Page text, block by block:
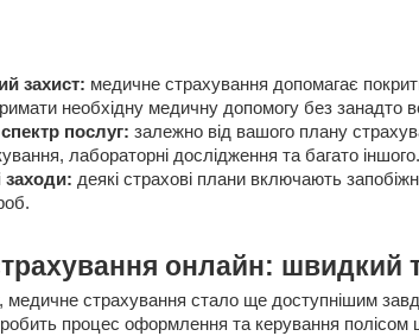
захист: медичне страхування допомагає
необхідну медичну допомогу без занадто
послуг: залежно від вашого плану
лабораторні дослідження та багато іншого.
заходи: деякі страхові плани включають
онлайн: швидкий
страхування стало ще доступнішим
процес оформлення та керування полісом